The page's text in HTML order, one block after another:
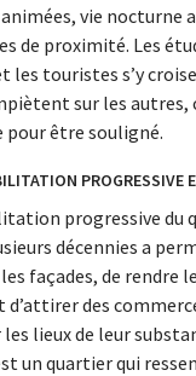
vie nocturne
de proximité. Les
les touristes s’y
sur les autres,
pour être souligné.
PROGRESSIVE
progressive du
décennies a
façades, de rendre
d’attirer des
les lieux de leur
un quartier qui